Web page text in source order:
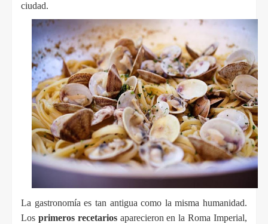
ciudad.
La gastronomía es tan antigua como la misma humanidad.
Los primeros recetarios aparecieron en la Roma Imperial,